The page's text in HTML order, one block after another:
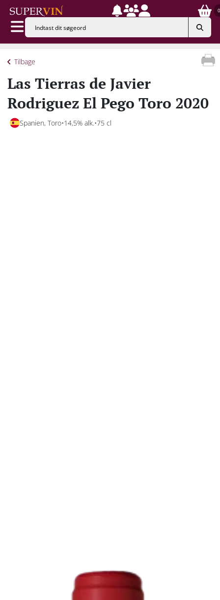
0
Tilbage
Las Tierras de Javier
Rodriguez El Pego Toro 2020
Spanien, Toro 14,5% alk. 75 cl